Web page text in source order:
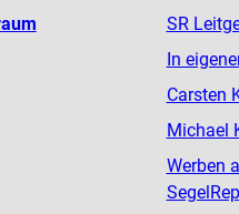
SR
In
Carsten
Michael
Werben